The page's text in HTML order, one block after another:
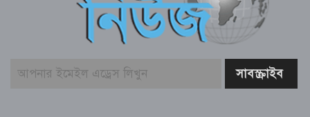
জুলাই আন্দোলনের ত্যাগকে চূড়ান্ত পর্যায়ে
নিয়ে যেতে হবে – তথ্যমন্ত্রী
পুলিশ কর্মকর্তাদের নিয়ে অপপ্রচার, কঠোর